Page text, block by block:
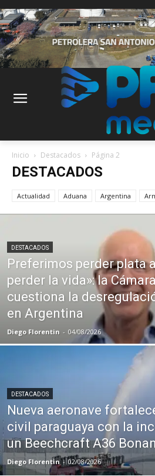
Inicio Destacados Página 2
DESTACADOS
Actualidad Aduana Argentina
DESTACADOS
Preferimos perder plata
perder la vida»: la
cuestiona la
en Argentina
Diego Florentin - 04/08/2026
DESTACADOS
Nueva aeronave
civil paraguaya con la
un Beechcraft A36
Diego Florentin - 02/08/2026